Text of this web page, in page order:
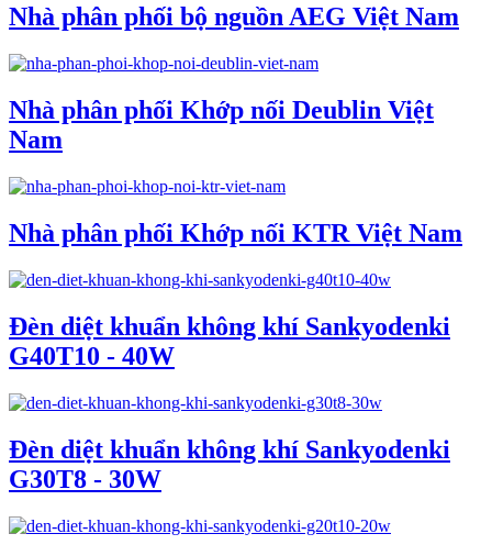
Nhà phân phối bộ nguồn AEG Việt Nam
Nhà phân phối Khớp nối Deublin Việt
Nam
Nhà phân phối Khớp nối KTR Việt Nam
Đèn diệt khuẩn không khí Sankyodenki
G40T10 - 40W
Đèn diệt khuẩn không khí Sankyodenki
G30T8 - 30W